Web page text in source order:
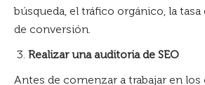
búsqueda, el tráfico orgánico, la tasa
de conversión.
Realizar una auditoria de SEO
Antes de comenzar a trabajar en los